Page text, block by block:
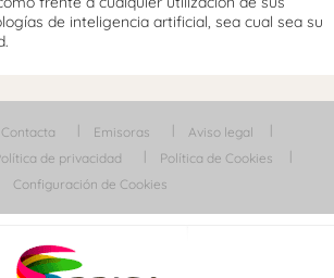
de inteligencia artificial, sea cual sea su
Emisoras
Aviso legal
de privacidad
Política de Cookies
Configuración de Cookies